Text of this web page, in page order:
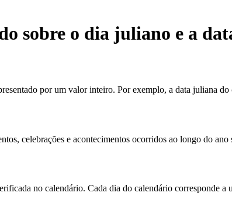
sobre o dia juliano e a
por um valor inteiro. Por exemplo, a data juliana
celebrações e acontecimentos ocorridos ao longo do
no calendário. Cada dia do calendário corresponde